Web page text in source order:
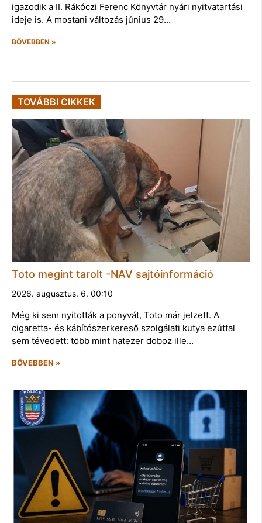
igazodik a II. Rákóczi Ferenc Könyvtár nyári nyitvatartási
ideje is. A mostani változás június 29…
BŐVEBBEN »
TOVÁBBI CIKKEK
Toto megint tarolt -NAV sajtóinformáció
2026. augusztus. 6. 00:10
Még ki sem nyitották a ponyvát, Toto már jelzett. A
cigaretta- és kábítószerkereső szolgálati kutya ezúttal
sem tévedett: több mint hatezer doboz ille…
BŐVEBBEN »